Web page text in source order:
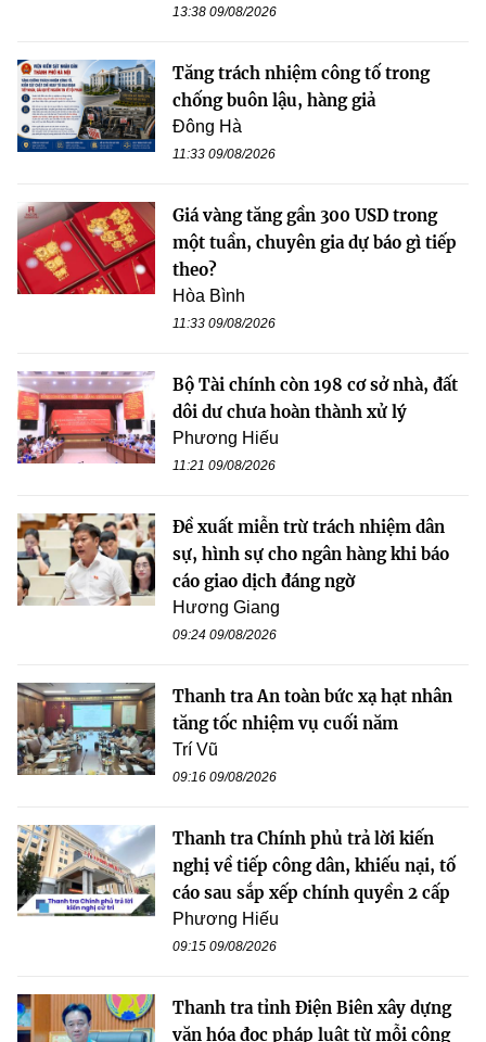
13:38 09/08/2026
Tăng trách nhiệm công tố trong
chống buôn lậu, hàng giả
Đông Hà
11:33 09/08/2026
Giá vàng tăng gần 300 USD trong
một tuần, chuyên gia dự báo gì tiếp
theo?
Hòa Bình
11:33 09/08/2026
Bộ Tài chính còn 198 cơ sở nhà, đất
dôi dư chưa hoàn thành xử lý
Phương Hiếu
11:21 09/08/2026
Đề xuất miễn trừ trách nhiệm dân
sự, hình sự cho ngân hàng khi báo
cáo giao dịch đáng ngờ
Hương Giang
09:24 09/08/2026
Thanh tra An toàn bức xạ hạt nhân
tăng tốc nhiệm vụ cuối năm
Trí Vũ
09:16 09/08/2026
Thanh tra Chính phủ trả lời kiến
nghị về tiếp công dân, khiếu nại, tố
cáo sau sắp xếp chính quyền 2 cấp
Phương Hiếu
09:15 09/08/2026
Thanh tra tỉnh Điện Biên xây dựng
văn hóa đọc pháp luật từ mỗi công